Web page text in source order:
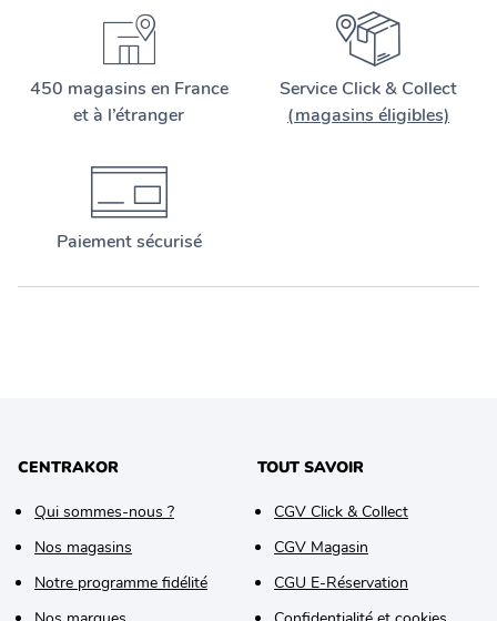
450 magasins en France
et à l’étranger
Service Click & Collect
(magasins éligibles)
Paiement sécurisé
CENTRAKOR
Qui sommes-nous ?
Nos magasins
Notre programme fidélité
TOUT SAVOIR
CGV Click & Collect
CGV Magasin
CGU E-Réservation